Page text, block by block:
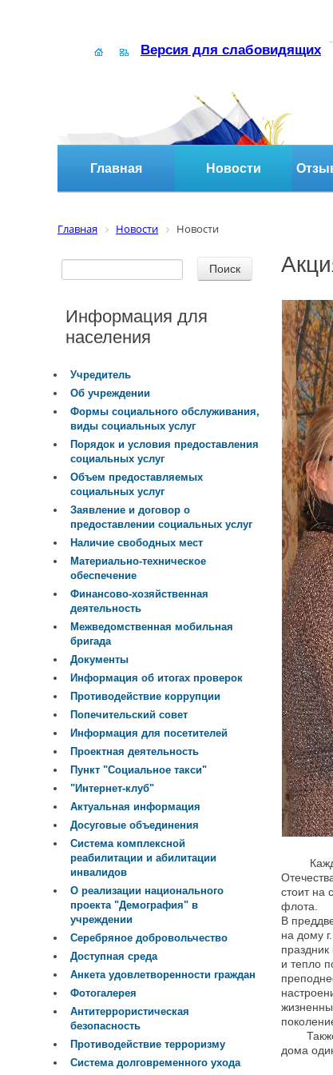
Версия для слабовидящих
Главная Новости
Главная Новости Новости
Каждый
стоит на
флота.
В
на дому
и тепло
Также,
дома
Информация для
населения
Учредитель
Об учреждении
Формы социального обслуживания,
виды социальных услуг
Порядок и условия предоставления
социальных услуг
Объем предоставляемых
социальных услуг
Заявление и договор о
предоставлении социальных услуг
Наличие свободных мест
Материально-техническое
обеспечение
Финансово-хозяйственная
деятельность
Межведомственная мобильная
бригада
Документы
Информация об итогах проверок
Противодействие коррупции
Попечительский совет
Информация для посетителей
Проектная деятельность
Пункт "Социальное такси"
"Интернет-клуб"
Актуальная информация
Досуговые объединения
Система комплексной
реабилитации и абилитации
инвалидов
О реализации национального
проекта "Демография" в
учреждении
Серебряное добровольчество
Доступная среда
Анкета удовлетворенности граждан
Фотогалерея
Антитеррористическая
безопасность
Противодействие терроризму
Система долговременного ухода